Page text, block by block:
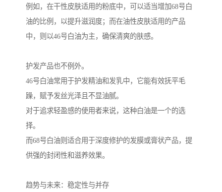
例如，在干性皮肤适用的粉底中，可以适当增加68号白
油的比例，以提升滋润度；而在油性皮肤适用的产品
中，则以46号白油为主，确保清爽的肤感。
护发产品也不例外。
46号白油常用于护发精油和发乳中，它能有效抚平毛
躁，赋予发丝光泽且不显油腻。
对于追求轻盈感的使用者来说，这种白油是一个的选
择。
而68号白油则适合用于深度修护的发膜或膏状产品，提
供强的封闭性和滋养效果。
趋势与未来：稳定性与并存